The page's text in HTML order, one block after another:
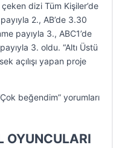
dizi Tüm Kişiler’de
2., AB’de 3.30
payıyla 3., ABC1’de
3. oldu. “Altı Üstü
açılışı yapan proje
beğendim” yorumları
OYUNCULARI